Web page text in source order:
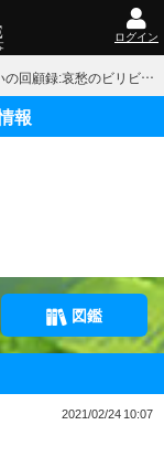
ログイン
旅日誌その39【いこいの回顧録:哀愁のビリビノ】
報
図鑑
2021/02/24 10:07